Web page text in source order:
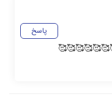
پاسخ